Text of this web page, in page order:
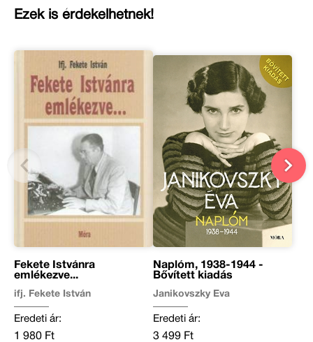
Ezek is érdekelhetnek!
Fekete Istvánra
emlékezve...
ifj. Fekete István
Eredeti ár:
1 980 Ft
Naplóm, 1938-1944 -
Bővített kiadás
Janikovszky Éva
Eredeti ár:
3 499 Ft